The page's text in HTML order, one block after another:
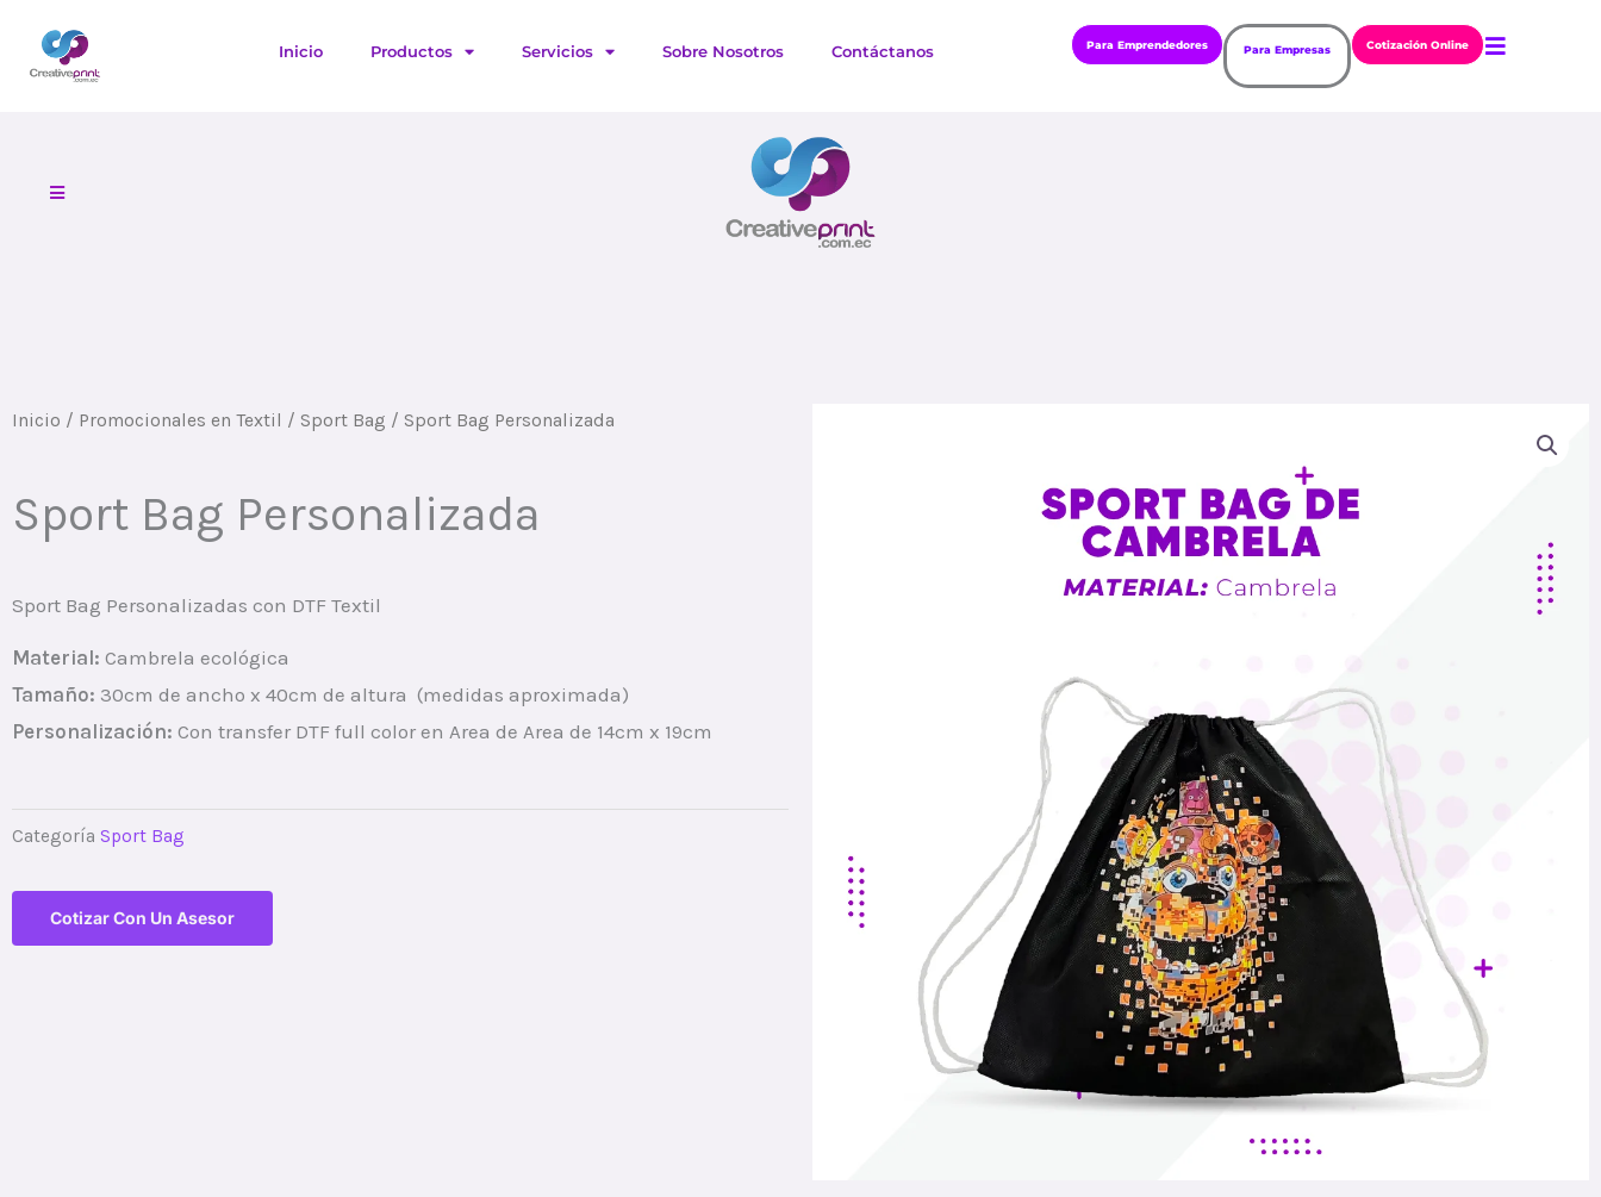
Inicio Productos Servicios Sobre Nosotros Contáctanos Para Emprendedores Para Empresas Cotización Online
Inicio / Promocionales en Textil / Sport Bag / Sport Bag Personalizada
Sport Bag Personalizada
Sport Bag Personalizadas con DTF Textil
Material: Cambrela ecológica
Tamaño: 30cm de ancho x 40cm de altura (medidas aproximada)
Personalización: Con transfer DTF full color en Area de Area de 14cm x 19cm
Categoría Sport Bag
Cotizar Con Un Asesor